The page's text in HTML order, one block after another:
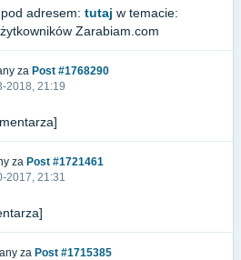
adresem: tutaj w temacie:
Zarabiam.com
za Post #1768290
2018, 21:19
za Post #1721461
2017, 21:31
za Post #1715385